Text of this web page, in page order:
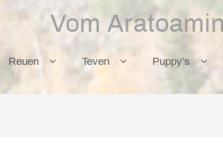
Vom
Reuen Teven Puppy’s